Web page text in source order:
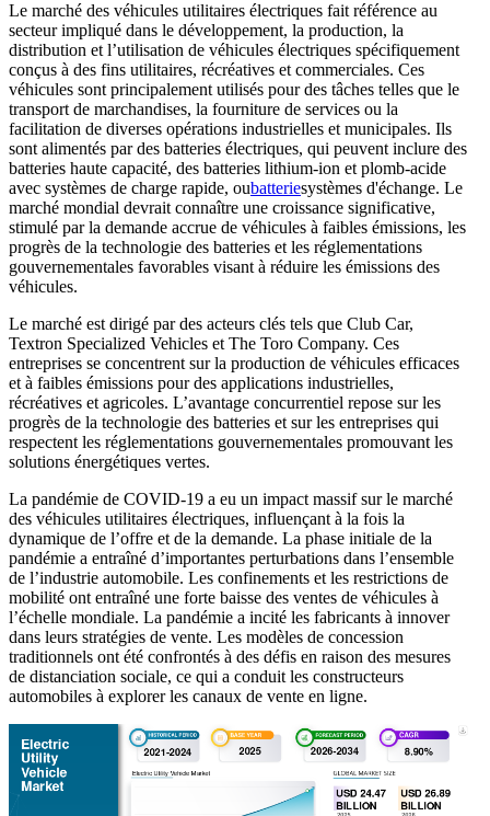
Le marché des véhicules utilitaires électriques fait référence au
secteur impliqué dans le développement, la production, la
distribution et l’utilisation de véhicules électriques spécifiquement
conçus à des fins utilitaires, récréatives et commerciales. Ces
véhicules sont principalement utilisés pour des tâches telles que le
transport de marchandises, la fourniture de services ou la
facilitation de diverses opérations industrielles et municipales. Ils
sont alimentés par des batteries électriques, qui peuvent inclure des
batteries haute capacité, des batteries lithium-ion et plomb-acide
avec systèmes de charge rapide, oubatteriesystèmes d'échange. Le
marché mondial devrait connaître une croissance significative,
stimulé par la demande accrue de véhicules à faibles émissions, les
progrès de la technologie des batteries et les réglementations
gouvernementales favorables visant à réduire les émissions des
véhicules.
Le marché est dirigé par des acteurs clés tels que Club Car,
Textron Specialized Vehicles et The Toro Company. Ces
entreprises se concentrent sur la production de véhicules efficaces
et à faibles émissions pour des applications industrielles,
récréatives et agricoles. L’avantage concurrentiel repose sur les
progrès de la technologie des batteries et sur les entreprises qui
respectent les réglementations gouvernementales promouvant les
solutions énergétiques vertes.
La pandémie de COVID-19 a eu un impact massif sur le marché
des véhicules utilitaires électriques, influençant à la fois la
dynamique de l’offre et de la demande. La phase initiale de la
pandémie a entraîné d’importantes perturbations dans l’ensemble
de l’industrie automobile. Les confinements et les restrictions de
mobilité ont entraîné une forte baisse des ventes de véhicules à
l’échelle mondiale. La pandémie a incité les fabricants à innover
dans leurs stratégies de vente. Les modèles de concession
traditionnels ont été confrontés à des défis en raison des mesures
de distanciation sociale, ce qui a conduit les constructeurs
automobiles à explorer les canaux de vente en ligne.